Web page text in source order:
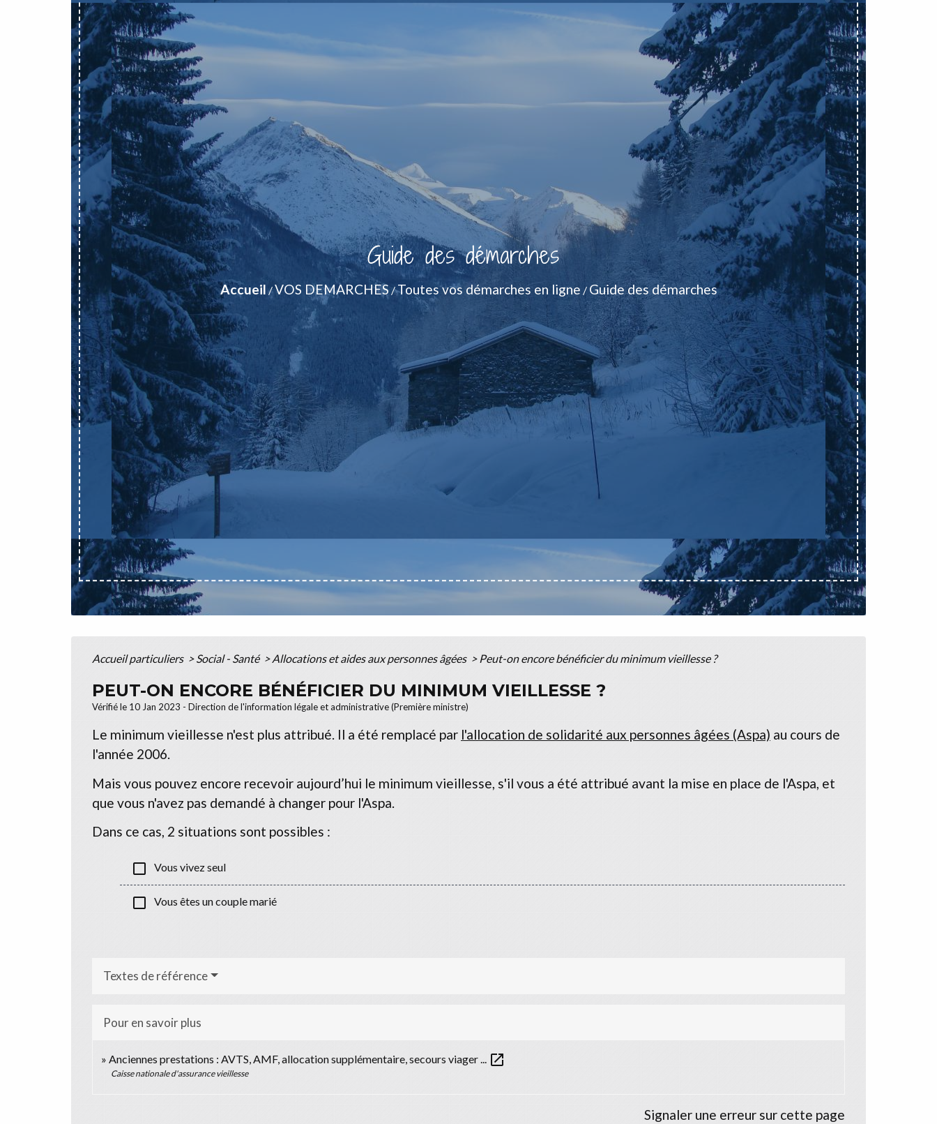
Guide des démarches
Accueil/VOS DEMARCHES /Toutes vos démarches en ligne / Guide des démarches
Accueil particuliers > Social - Santé > Allocations et aides aux personnes âgées > Peut-on encore bénéficier du minimum vieillesse ?
PEUT-ON ENCORE BÉNÉFICIER DU MINIMUM VIEILLESSE ?
Vérifié le 10 Jan 2023 - Direction de l'information légale et administrative (Première ministre)
Le minimum vieillesse n'est plus attribué. Il a été remplacé par l'allocation de solidarité aux personnes âgées (Aspa) au cours de
l'année 2006.
Mais vous pouvez encore recevoir aujourd’hui le minimum vieillesse, s'il vous a été attribué avant la mise en place de l'Aspa, et
que vous n'avez pas demandé à changer pour l'Aspa.
Dans ce cas, 2 situations sont possibles :
check_box_outline_blank Vous vivez seul
check_box_outline_blank Vous êtes un couple marié
Textes de référence
Pour en savoir plus
Anciennes prestations : AVTS, AMF, allocation supplémentaire, secours viager ... open_in_new
Caisse nationale d'assurance vieillesse
Signaler une erreur sur cette page